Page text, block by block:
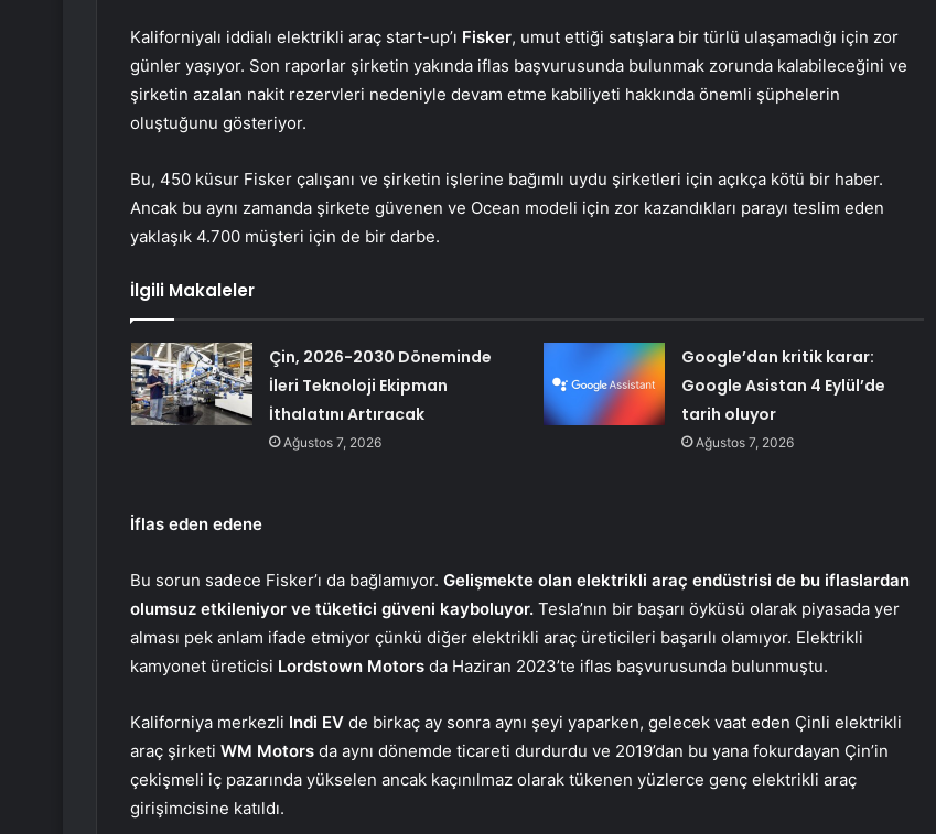
Kaliforniyalı iddialı elektrikli araç start-up’ı Fisker, umut ettiği satışlara bir türlü ulaşamadığı için zor
günler yaşıyor. Son raporlar şirketin yakında iflas başvurusunda bulunmak zorunda kalabileceğini ve
şirketin azalan nakit rezervleri nedeniyle devam etme kabiliyeti hakkında önemli şüphelerin
oluştuğunu gösteriyor.
Bu, 450 küsur Fisker çalışanı ve şirketin işlerine bağımlı uydu şirketleri için açıkça kötü bir haber.
Ancak bu aynı zamanda şirkete güvenen ve Ocean modeli için zor kazandıkları parayı teslim eden
yaklaşık 4.700 müşteri için de bir darbe.
İlgili Makaleler
Çin, 2026-2030 Döneminde
İleri Teknoloji Ekipman
İthalatını Artıracak
Ağustos 7, 2026
Google’dan kritik karar:
Google Asistan 4 Eylül’de
tarih oluyor
Ağustos 7, 2026
İflas eden edene
Bu sorun sadece Fisker’ı da bağlamıyor. Gelişmekte olan elektrikli araç endüstrisi de bu iflaslardan
olumsuz etkileniyor ve tüketici güveni kayboluyor. Tesla’nın bir başarı öyküsü olarak piyasada yer
alması pek anlam ifade etmiyor çünkü diğer elektrikli araç üreticileri başarılı olamıyor. Elektrikli
kamyonet üreticisi Lordstown Motors da Haziran 2023’te iflas başvurusunda bulunmuştu.
Kaliforniya merkezli Indi EV de birkaç ay sonra aynı şeyi yaparken, gelecek vaat eden Çinli elektrikli
araç şirketi WM Motors da aynı dönemde ticareti durdurdu ve 2019’dan bu yana fokurdayan Çin’in
çekişmeli iç pazarında yükselen ancak kaçınılmaz olarak tükenen yüzlerce genç elektrikli araç
girişimcisine katıldı.